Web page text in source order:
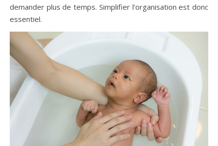
demander plus de temps. Simplifier l’organisation est donc
essentiel.